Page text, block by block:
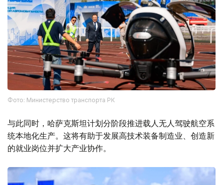
Фото: Министерство транспорта РК
与此同时，哈萨克斯坦计划分阶段推进载人无人驾驶航空系
统本地化生产。这将有助于发展高技术装备制造业、创造新
的就业岗位并扩大产业协作。